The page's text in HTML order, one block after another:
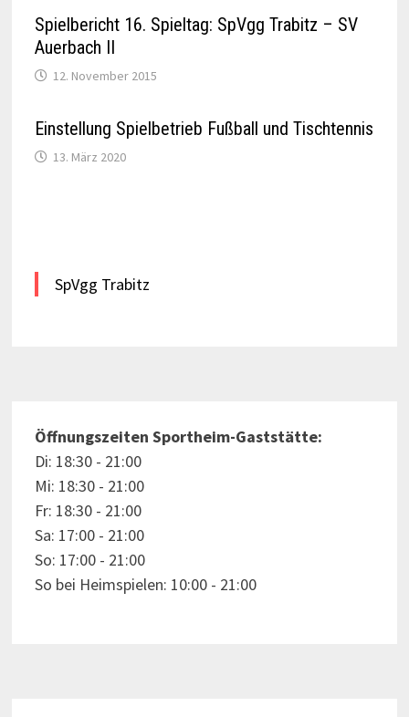
Spielbericht 16. Spieltag: SpVgg Trabitz – SV
Auerbach II
12. November 2015
Einstellung Spielbetrieb Fußball und Tischtennis
13. März 2020
SpVgg Trabitz
Öffnungszeiten Sportheim-Gaststätte:
Di: 18:30 - 21:00
Mi: 18:30 - 21:00
Fr: 18:30 - 21:00
Sa: 17:00 - 21:00
So: 17:00 - 21:00
So bei Heimspielen: 10:00 - 21:00